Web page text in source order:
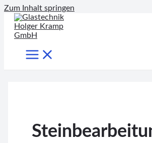
Zum Inhalt springen